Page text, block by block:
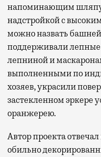
напоминающим
надстройкой с
можно назвать
поддерживали
лепниной и
выполненными по
хозяев, украсили
застекленном эркере
оранжерею.
Автор проекта
обильно